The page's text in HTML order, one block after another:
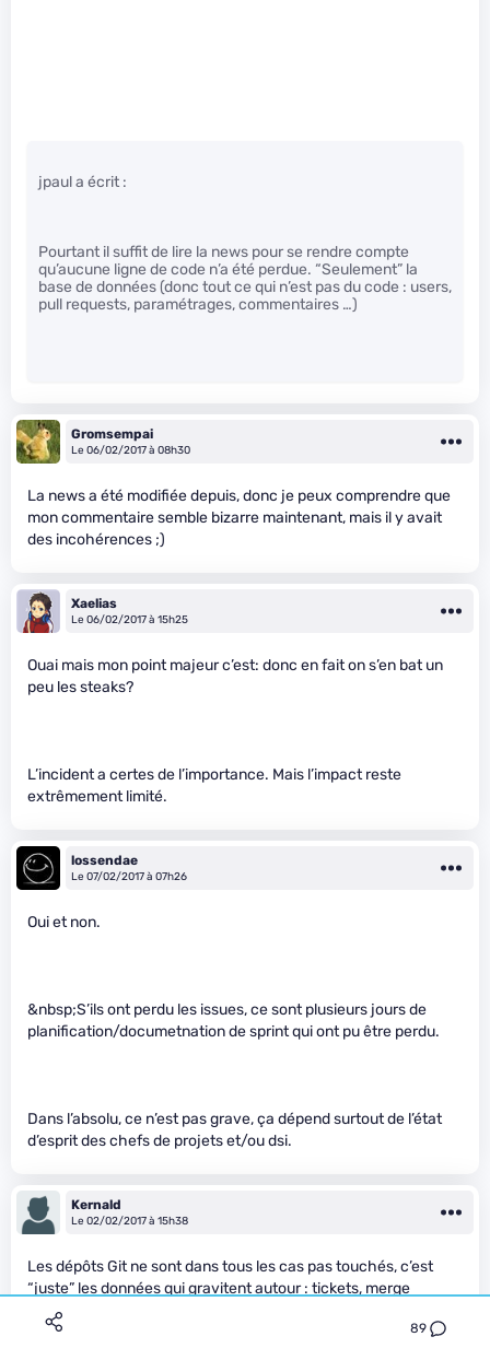
89
jpaul a écrit :
Pourtant il suffit de lire la news pour se rendre compte
qu’aucune ligne de code n’a été perdue. “Seulement” la
base de données (donc tout ce qui n’est pas du code : users,
pull requests, paramétrages, commentaires …)
Gromsempai
Le 06/02/2017 à 08h30
La news a été modifiée depuis, donc je peux comprendre que
mon commentaire semble bizarre maintenant, mais il y avait
des incohérences ;)
Xaelias
Le 06/02/2017 à 15h25
Ouai mais mon point majeur c’est: donc en fait on s’en bat un
peu les steaks?
L’incident a certes de l’importance. Mais l’impact reste
extrêmement limité.
lossendae
Le 07/02/2017 à 07h26
Oui et non.
&nbsp;S’ils ont perdu les issues, ce sont plusieurs jours de
planification/documetnation de sprint qui ont pu être perdu.
Dans l’absolu, ce n’est pas grave, ça dépend surtout de l’état
d’esprit des chefs de projets et/ou dsi.
Kernald
Le 02/02/2017 à 15h38
Les dépôts Git ne sont dans tous les cas pas touchés, c’est
“juste” les données qui gravitent autour : tickets, merge
requests…